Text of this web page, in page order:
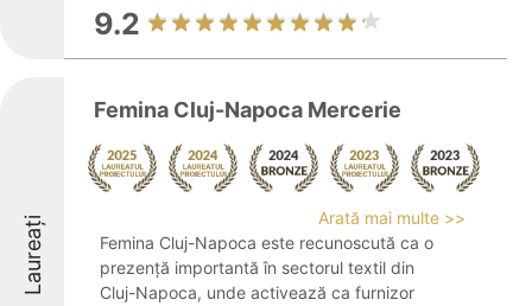
9.2
Laureați
Femina Cluj-Napoca Mercerie
Arată mai multe >>
Femina Cluj-Napoca este recunoscută ca o
prezență importantă în sectorul textil din
Cluj-Napoca, unde activează ca furnizor